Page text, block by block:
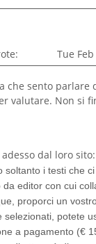
Tue
che sento parlare
valutare. Non si
dal loro
soltanto i testi che
editor con cui
proporci un
selezionati, potete
a pagamento (€